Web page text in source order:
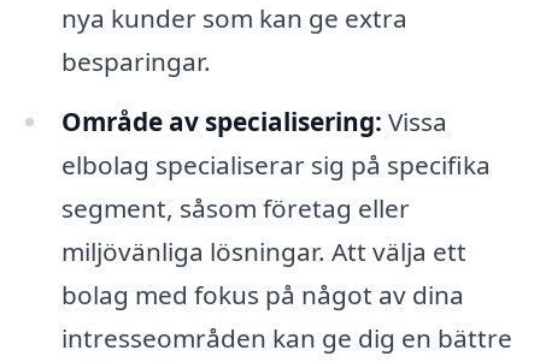
nya kunder som kan ge extra
besparingar.
Område av specialisering: Vissa
elbolag specialiserar sig på specifika
segment, såsom företag eller
miljövänliga lösningar. Att välja ett
bolag med fokus på något av dina
intresseområden kan ge dig en bättre